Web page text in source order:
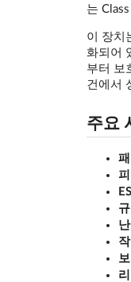
는
이 장치
화되어
부터 보
건에서
주요